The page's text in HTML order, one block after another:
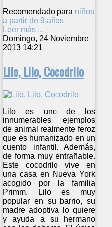
Recomendado para niños
a partir de 9 años
Leer más ...
Domingo, 24 Noviembre
2013 14:21
Lilo, Lilo, Cocodrilo
Lilo es uno de los
innumerables ejemplos
de animal realmente feroz
que es humanizado en un
cuento infantil. Además,
de forma muy entrañable.
Este cocodrilo vive en
una casa en Nueva York
acogido por la familia
Primm. Lilo es muy
popular en su barrio, su
madre adoptiva lo quiere
y ayuda a su hermano